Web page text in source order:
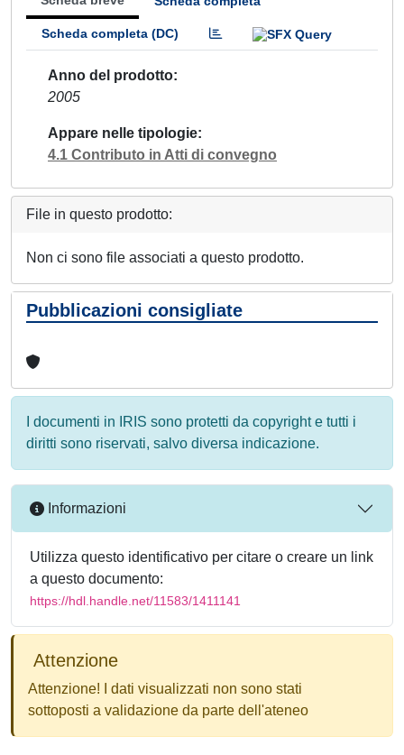
Scheda completa (DC)
Anno del prodotto
2005
Appare nelle tipologie
4.1 Contributo in Atti di convegno
File in questo prodotto:
Non ci sono file associati a questo prodotto.
Pubblicazioni consigliate
I documenti in IRIS sono protetti da copyright e tutti i
diritti sono riservati, salvo diversa indicazione.
Informazioni
Utilizza questo identificativo per citare o creare un link
a questo documento:
https://hdl.handle.net/11583/1411141
Attenzione
Attenzione! I dati visualizzati non sono stati
sottoposti a validazione da parte dell'ateneo